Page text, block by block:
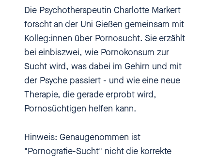
brauchen oft immer stärkere
Reize und damit eben immer
härteres Material. Doch wie bei
jeder Sucht gibt es auch hier
durchaus Möglichkeiten, die
Sucht zu heilen, wenn man die
Sucht gründlich genug erforscht.
Eine, die schon eine ganze Weile
machen, ist die Psychologin
Charlotte Markert. Zusammen mit
Die Psychotherapeutin Charlotte Markert
forscht an der Uni Gießen gemeinsam mit
Kolleg:innen über Pornosucht. Sie erzählt
bei einbiszwei, wie Pornokonsum zur
Sucht wird, was dabei im Gehirn und mit
der Psyche passiert - und wie eine neue
Therapie, die gerade erprobt wird,
Pornosüchtigen helfen kann.
Hinweis: Genaugenommen ist
"Pornografie-Sucht" nicht die korrekte